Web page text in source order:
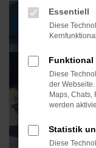
Essentiell
Diese
Funktional
Diese
der
Maps, Chats,
werden
Statistik
Diese